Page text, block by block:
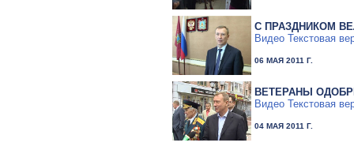
С ПРАЗДНИКОМ
Видео Текстовая
06 МАЯ 2011 Г.
ВЕТЕРАНЫ
Видео Текстовая
04 МАЯ 2011 Г.